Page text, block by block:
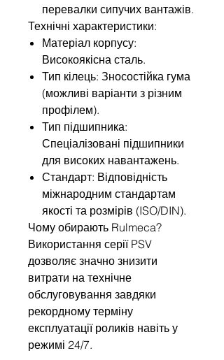
перевалки сипучих вантажів.
Технічні характеристики:
Матеріал корпусу:
Високоякісна сталь.
Тип кілець: Зносостійка гума
(можливі варіанти з різним
профілем).
Тип підшипника:
Спеціалізовані підшипники
для високих навантажень.
Стандарт: Відповідність
міжнародним стандартам
якості та розмірів (ISO/DIN).
Чому обирають Rulmeca?
Використання серії PSV
дозволяє значно знизити
витрати на технічне
обслуговування завдяки
рекордному терміну
експлуатації роликів навіть у
режимі 24/7.